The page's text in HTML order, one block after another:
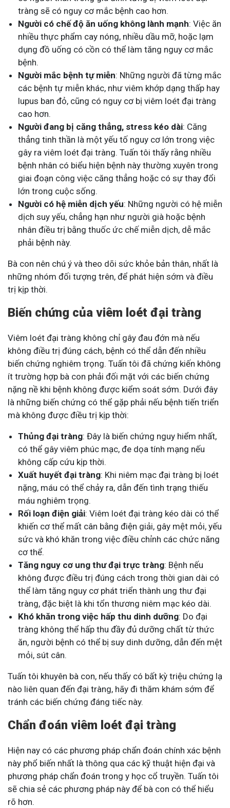
tràng sẽ có nguy cơ mắc bệnh cao hơn.
Người có chế độ ăn uống không lành mạnh: Việc ăn
nhiều thực phẩm cay nóng, nhiều dầu mỡ, hoặc lạm
dụng đồ uống có cồn có thể làm tăng nguy cơ mắc
bệnh.
Người mắc bệnh tự miễn: Những người đã từng mắc
các bệnh tự miễn khác, như viêm khớp dạng thấp hay
lupus ban đỏ, cũng có nguy cơ bị viêm loét đại tràng
cao hơn.
Người đang bị căng thẳng, stress kéo dài: Căng
thẳng tinh thần là một yếu tố nguy cơ lớn trong việc
gây ra viêm loét đại tràng. Tuấn tôi thấy rằng nhiều
bệnh nhân có biểu hiện bệnh này thường xuyên trong
giai đoạn công việc căng thẳng hoặc có sự thay đổi
lớn trong cuộc sống.
Người có hệ miễn dịch yếu: Những người có hệ miễn
dịch suy yếu, chẳng hạn như người già hoặc bệnh
nhân điều trị bằng thuốc ức chế miễn dịch, dễ mắc
phải bệnh này.
Bà con nên chú ý và theo dõi sức khỏe bản thân, nhất là
những nhóm đối tượng trên, để phát hiện sớm và điều
trị kịp thời.
Biến chứng của viêm loét đại tràng
Viêm loét đại tràng không chỉ gây đau đớn mà nếu
không điều trị đúng cách, bệnh có thể dẫn đến nhiều
biến chứng nghiêm trọng. Tuấn tôi đã chứng kiến không
ít trường hợp bà con phải đối mặt với các biến chứng
nặng nề khi bệnh không được kiểm soát sớm. Dưới đây
là những biến chứng có thể gặp phải nếu bệnh tiến triển
mà không được điều trị kịp thời:
Thủng đại tràng: Đây là biến chứng nguy hiểm nhất,
có thể gây viêm phúc mạc, đe dọa tính mạng nếu
không cấp cứu kịp thời.
Xuất huyết đại tràng: Khi niêm mạc đại tràng bị loét
nặng, máu có thể chảy ra, dẫn đến tình trạng thiếu
máu nghiêm trọng.
Rối loạn điện giải: Viêm loét đại tràng kéo dài có thể
khiến cơ thể mất cân bằng điện giải, gây mệt mỏi, yếu
sức và khó khăn trong việc điều chỉnh các chức năng
cơ thể.
Tăng nguy cơ ung thư đại trực tràng: Bệnh nếu
không được điều trị đúng cách trong thời gian dài có
thể làm tăng nguy cơ phát triển thành ung thư đại
tràng, đặc biệt là khi tổn thương niêm mạc kéo dài.
Khó khăn trong việc hấp thu dinh dưỡng: Do đại
tràng không thể hấp thu đầy đủ dưỡng chất từ thức
ăn, người bệnh có thể bị suy dinh dưỡng, dẫn đến mệt
mỏi, sút cân.
Tuấn tôi khuyên bà con, nếu thấy có bất kỳ triệu chứng lạ
nào liên quan đến đại tràng, hãy đi thăm khám sớm để
tránh các biến chứng đáng tiếc này.
Chẩn đoán viêm loét đại tràng
Hiện nay có các phương pháp chẩn đoán chính xác bệnh
này phổ biến nhất là thông qua các kỹ thuật hiện đại và
phương pháp chẩn đoán trong y học cổ truyền. Tuấn tôi
sẽ chia sẻ các phương pháp này để bà con có thể hiểu
rõ hơn.